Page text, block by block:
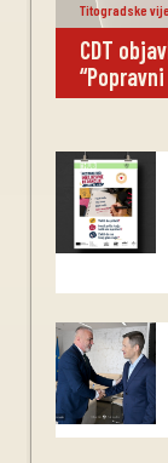
Titogradske
CDT